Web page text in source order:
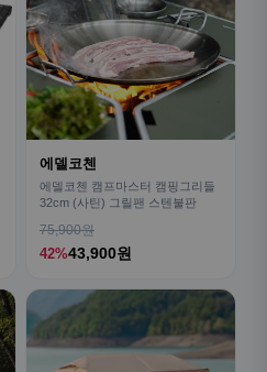
에델코첸
에델코첸 캠프마스터 캠핑그리들
32cm (사틴) 그릴팬 스텐불판
75,900원
42%43,900원